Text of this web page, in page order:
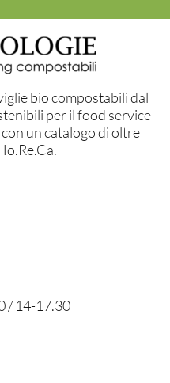
bio compostabili dal
per il food service
un catalogo di oltre
/ 14-17.30